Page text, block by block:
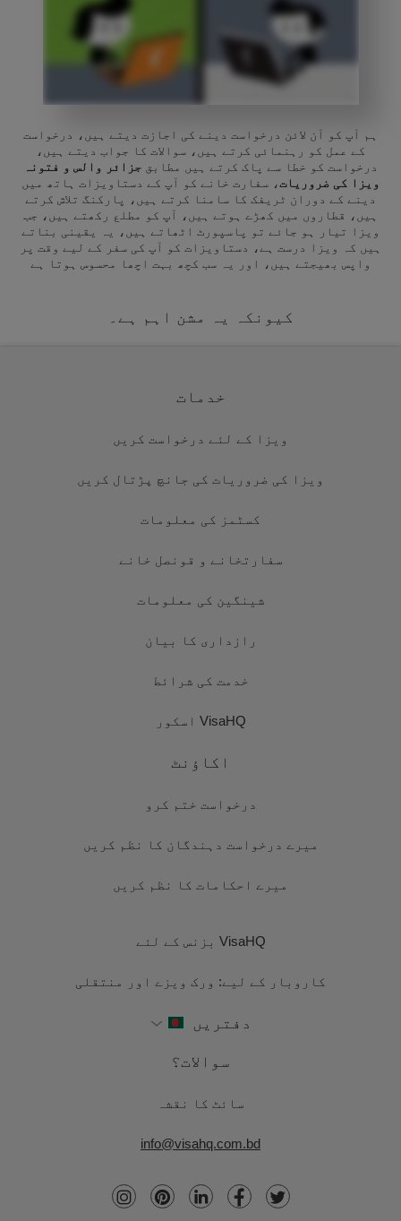
ہم آپ کو آن لائن درخواست دینے کی اجازت دیتے ہیں، درخواست
کے عمل کو رہنمائی کرتے ہیں، سوالات کا جواب دیتے ہیں،
درخواست کو خطا سے پاک کرتے ہیں مطابق جزائر والس و فتونہ
ویزا کی ضروریات، سفارت خانے کو آپ کے دستاویزات ہاتھ میں
دینے کے دوران ٹریفک کا سامنا کرتے ہیں، پارکنگ تلاش کرتے
ہیں، قطاروں میں کھڑے ہوتے ہیں، آپ کو مطلع رکھتے ہیں، جب
ویزا تیار ہو جائے تو پاسپورٹ اٹھاتے ہیں، یہ یقینی بناتے
ہیں کہ ویزا درست ہے، دستاویزات کو آپ کی سفر کے لیے وقت پر
واپس بھیجتے ہیں، اور یہ سب کچھ بہت اچھا محسوس ہوتا ہے
کیونکہ یہ مشن اہم ہے۔
خدمات
ویزا کے لئے درخواست کریں
ویزا کی ضروریات کی جانچ پڑتال کریں
کسٹمز کی معلومات
سفارتخانے و قونصل خانے
شینگین کی معلومات
رازداری کا بیان
خدمت کی شرائط
VisaHQ اسکور
اکاؤنٹ
درخواست ختم کرو
میرے درخواست دہندگان کا نظم کریں
میرے احکامات کا نظم کریں
VisaHQ بزنس کے لئے
کاروبار کے لیے: ورک ویزے اور منتقلی
دفتریں
سوالات؟
سائٹ کا نقشہ
info@visahq.com.bd